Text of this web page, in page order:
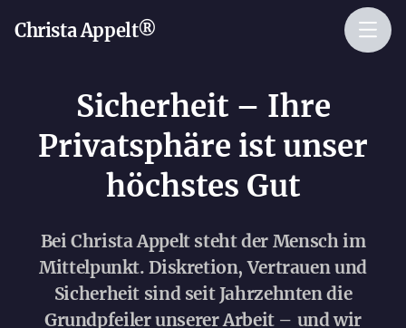
Christa Appelt®
Sicherheit – Ihre
Privatsphäre ist unser
höchstes Gut
Bei Christa Appelt steht der Mensch im
Mittelpunkt. Diskretion, Vertrauen und
Sicherheit sind seit Jahrzehnten die
Grundpfeiler unserer Arbeit – und wir